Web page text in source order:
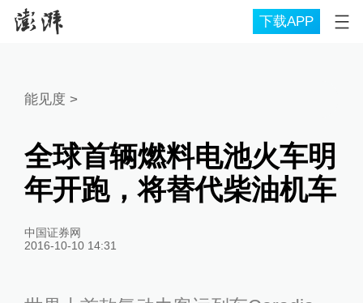
下载APP
能见度 >
全球首辆燃料电池火车明
年开跑，将替代柴油机车
中国证券网
2016-10-10 14:31